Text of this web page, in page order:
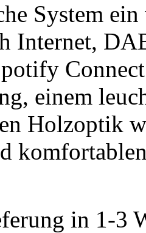
System
Internet,
einem
Holzoptik
in 1-3